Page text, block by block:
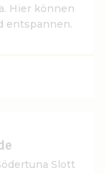
Hier können
entspannen.
Slott